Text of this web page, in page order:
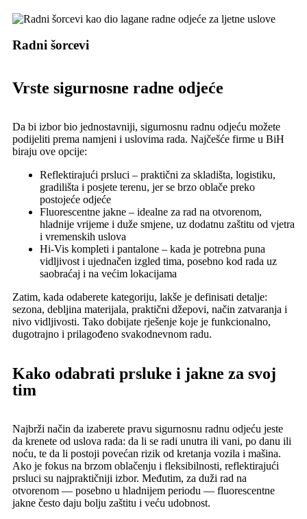
Radni šorcevi
Vrste sigurnosne radne odjeće
Da bi izbor bio jednostavniji, sigurnosnu radnu odjeću možete
podijeliti prema namjeni i uslovima rada. Najčešće firme u BiH
biraju ove opcije:
Reflektirajući prsluci – praktični za skladišta, logistiku,
gradilišta i posjete terenu, jer se brzo oblače preko
postojeće odjeće
Fluorescentne jakne – idealne za rad na otvorenom,
hladnije vrijeme i duže smjene, uz dodatnu zaštitu od vjetra
i vremenskih uslova
Hi-Vis kompleti i pantalone – kada je potrebna puna
vidljivost i ujednačen izgled tima, posebno kod rada uz
saobraćaj i na većim lokacijama
Zatim, kada odaberete kategoriju, lakše je definisati detalje:
sezona, debljina materijala, praktični džepovi, način zatvaranja i
nivo vidljivosti. Tako dobijate rješenje koje je funkcionalno,
dugotrajno i prilagođeno svakodnevnom radu.
Kako odabrati prsluke i jakne za svoj
tim
Najbrži način da izaberete pravu sigurnosnu radnu odjeću jeste
da krenete od uslova rada: da li se radi unutra ili vani, po danu ili
noću, te da li postoji povećan rizik od kretanja vozila i mašina.
Ako je fokus na brzom oblačenju i fleksibilnosti, reflektirajući
prsluci su najpraktičniji izbor. Međutim, za duži rad na
otvorenom — posebno u hladnijem periodu — fluorescentne
jakne često daju bolju zaštitu i veću udobnost.